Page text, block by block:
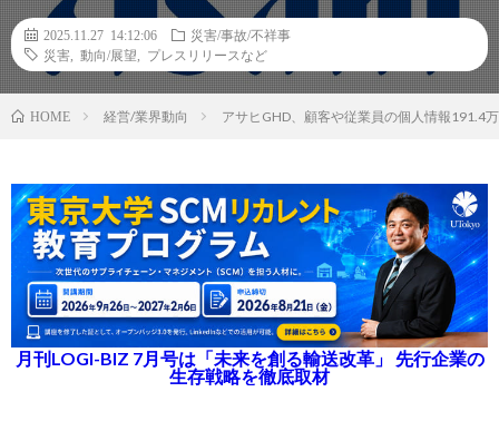
2025.11.27 14:12:06
災害/事故/不祥事
災害
動向/展望 プレスリリースなど
HOME 経営/業界動向 アサヒGHD、顧客や従業員の個人情報191.4
月刊LOGI-BIZ 7月号は「未来を創る輸送改革」 先行企業の
生存戦略を徹底取材